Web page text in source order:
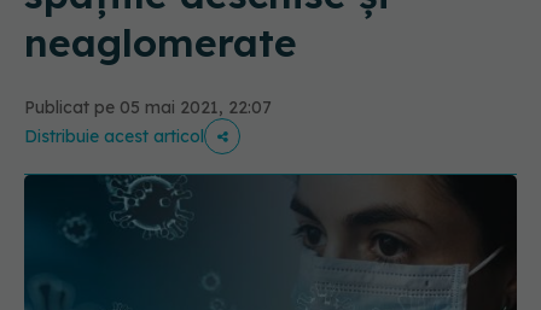
neaglomerate
Publicat pe 05 mai 2021, 22:07
Distribuie acest articol